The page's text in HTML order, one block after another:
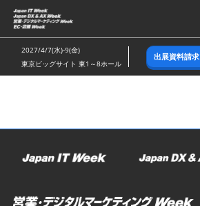
ス
キ
ッ
し
む
2027/4/7(水)-9(金)
東京ビッグサイト 東1～8ホール
出展資料請求